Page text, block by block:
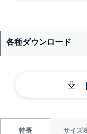
各種ダウンロード
特長 サイズ